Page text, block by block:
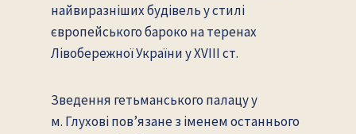
найвиразніших будівель у стилі
європейського бароко на теренах
Лівобережної України у XVIII ст.
Зведення гетьманського палацу у
м. Глухові пов’язане з іменем останнього